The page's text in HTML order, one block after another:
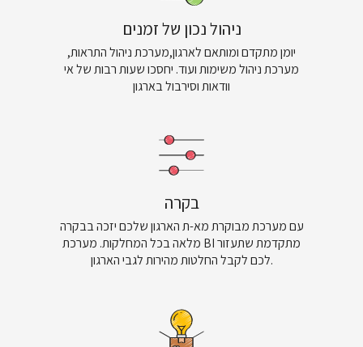
ניהול נכון של זמנים
יומן מתקדם ומותאם לארגון,מערכת ניהול התראות,
מערכת ניהול משימות ועוד. יחסכו שעות רבות של אי
וודאות וסירבול בארגון
בקרה
עם מערכת מבוקרת מא-ת הארגון שלכם יזכה בבקרה
מלאה בכל המחלקות. מערכת BI מתקדמת שתעזור
לכם לקבל החלטות מהירות לגבי הארגון.